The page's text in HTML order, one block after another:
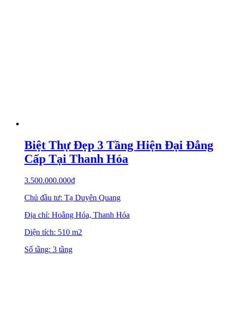
Biệt Thự Đẹp 3 Tầng Hiện Đại Đẳng
Cấp Tại Thanh Hóa
3.500.000.000₫
Chủ đầu tư: Tạ Duyên Quang
Địa chỉ: Hoằng Hóa, Thanh Hóa
Diện tích: 510 m2
Số tầng: 3 tầng